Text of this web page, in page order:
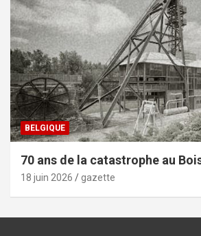
BELGIQUE
70 ans de la catastrophe au
18 juin 2026 gazette